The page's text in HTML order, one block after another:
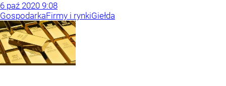
6 paź 2020 9:08
GospodarkaFirmy i rynkiGiełda